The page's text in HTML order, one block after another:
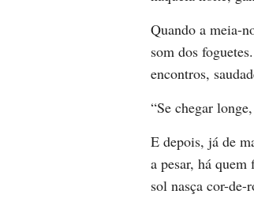
Quando a meia-
som dos
encontros,
“Se chegar
E depois, já de
a pesar, há
sol nasça cor-de-